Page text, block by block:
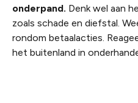
onderpand. Denk wel aan
zoals schade en diefstal.
rondom betaalacties.
het buitenland in